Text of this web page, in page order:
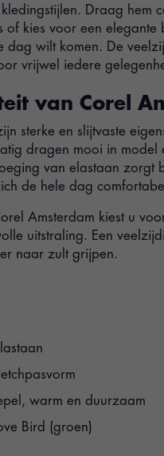
Draag hem
of kies voor een elegante
dag wilt komen. De
vrijwel iedere
van Corel
sterke en slijtvaste
dragen mooi in model
van elastaan zorgt
de hele dag
Amsterdam kiest u
uitstraling. Een
naar zult grijpen.
warm en duurzaam
Bird (groen)